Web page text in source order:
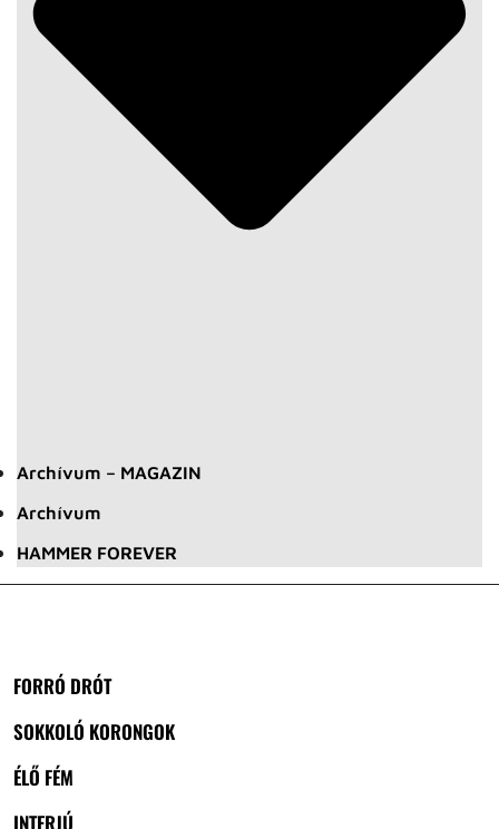
Archívum – MAGAZIN
Archívum
HAMMER FOREVER
FORRÓ DRÓT
SOKKOLÓ KORONGOK
ÉLŐ FÉM
INTERJÚ